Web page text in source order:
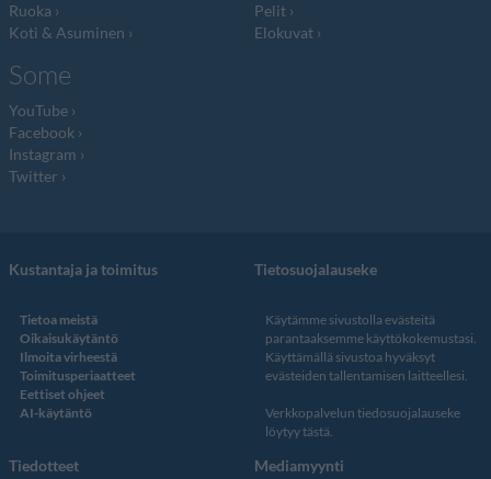
Ruoka
Koti & Asuminen
Pelit
Elokuvat
Some
YouTube
Facebook
Instagram
Twitter
Kustantaja ja toimitus
Tietoa meistä
Oikaisukäytäntö
Ilmoita virheestä
Toimitusperiaatteet
Eettiset ohjeet
AI-käytäntö
Tietosuojalauseke
Käytämme sivustolla evästeitä
parantaaksemme käyttökokemustasi.
Käyttämällä sivustoa hyväksyt
evästeiden tallentamisen laitteellesi.
Verkkopalvelun tiedosuojalauseke
löytyy tästä.
Tiedotteet Mediamyynti